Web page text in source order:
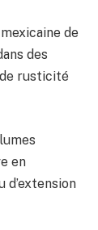
de
des
rusticité
en
d’extension